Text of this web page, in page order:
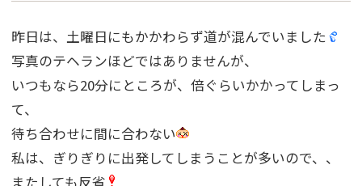
昨日は、土曜日にもかかわらず道が混んでいました
写真のテヘランほどではありませんが、
いつもなら20分にところが、倍ぐらいかかってしまっ
て、
待ち合わせに間に合わない
私は、ぎりぎりに出発してしまうことが多いので、、
またしても反省